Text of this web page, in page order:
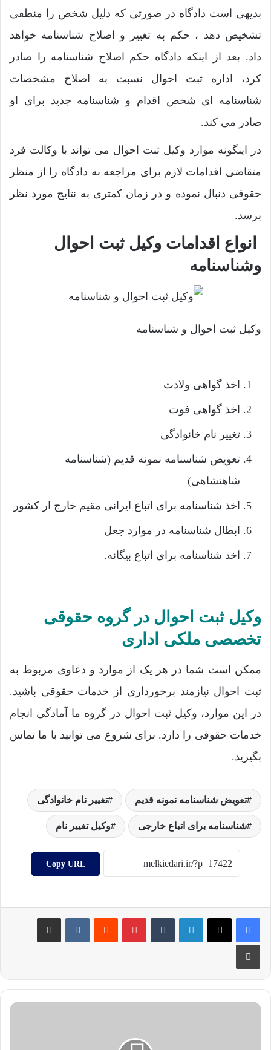
بدیهی است دادگاه در صورتی که دلیل شخص را منطقی
تشخیص دهد ، حکم به تغییر و اصلاح شناسنامه خواهد
داد. بعد از اینکه دادگاه حکم اصلاح شناسنامه را صادر
کرد، اداره ثبت احوال نسبت به اصلاح مشخصات
شناسنامه ای شخص اقدام و شناسنامه جدید برای او
صادر می کند.
در اینگونه موارد وکیل ثبت احوال می تواند با وکالت فرد
متقاضی اقدامات لازم برای مراجعه به دادگاه را از منظر
حقوقی دنبال نموده و در زمان کمتری به نتایج مورد نظر
برسد.
انواع اقدامات وکیل ثبت احوال
وشناسنامه
وکیل ثبت احوال و شناسنامه
اخذ گواهی ولادت
اخذ گواهی فوت
تغییر نام خانوادگی
تعویض شناسنامه نمونه قدیم (شناسنامه
شاهنشاهی)
اخذ شناسنامه برای اتباع ایرانی مقیم خارج ار کشور
ابطال شناسنامه در موارد جعل
اخذ شناسنامه برای اتباع بیگانه.
وکیل ثبت احوال در گروه حقوقی
تخصصی ملکی اداری
ممکن است شما در هر یک از موارد و دعاوی مربوط به
ثبت احوال نیازمند برخورداری از خدمات حقوقی باشید.
در این موارد، وکیل ثبت احوال در گروه ما آمادگی انجام
خدمات حقوقی را دارد. برای شروع می توانید با ما تماس
بگیرید.
تعویض شناسنامه نمونه قدیم تغییر نام خانوادگی
شناسنامه برای اتباع خارجی وکیل تغییر نام
Copy URL